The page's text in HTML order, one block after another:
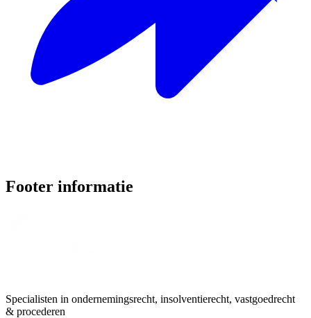
Footer informatie
Specialisten in ondernemingsrecht, insolventierecht, vastgoedrecht
& procederen